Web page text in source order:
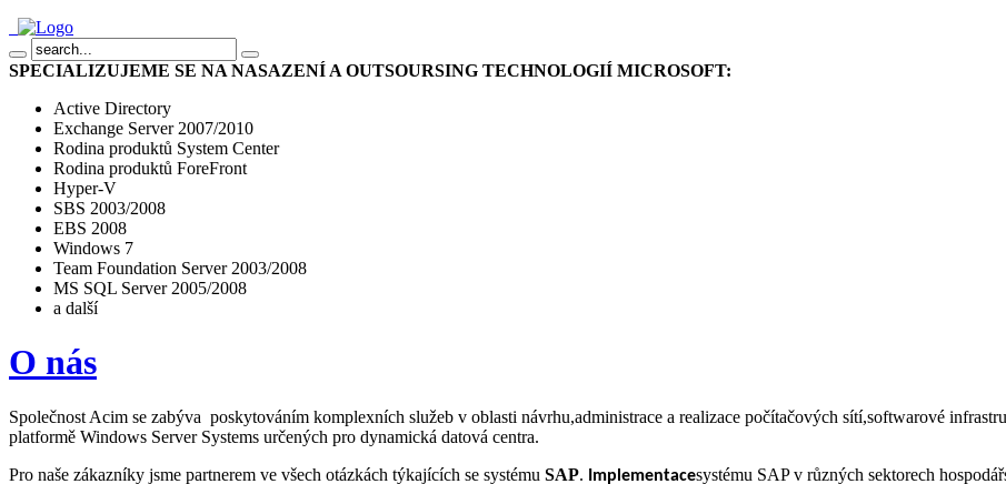
SPECIALIZUJEME SE NA NASAZENÍ A OUTSOURSING TECHNOLOGIÍ MICROSOFT:
Active Directory
Exchange Server 2007/2010
Rodina produktů System Center
Rodina produktů ForeFront
Hyper-V
SBS 2003/2008
EBS 2008
Windows 7
Team Foundation Server 2003/2008
MS SQL Server 2005/2008
a další
O nás
Společnost Acim se zabýva poskytováním komplexních služeb v oblasti návrhu,administrace a realizace počítačových sítí,softwarové
platformě Windows Server Systems určených pro dynamická datová centra.
Pro naše zákazníky jsme partnerem ve všech otázkách týkajících se systému SAP. Implementacesystému SAP v různých sektorech